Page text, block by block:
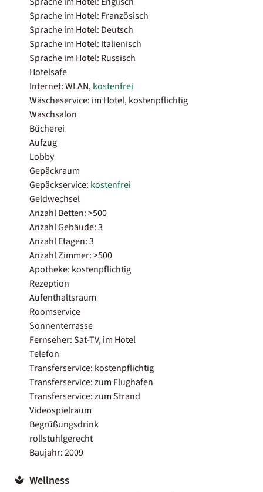
Sprache im Hotel: Französisch
Sprache im Hotel: Deutsch
Sprache im Hotel: Italienisch
Sprache im Hotel: Russisch
Hotelsafe
Internet: WLAN,kostenfrei
Wäscheservice: im Hotel, kostenpflichtig
Waschsalon
Bücherei
Aufzug
Lobby
Gepäckraum
Gepäckservice: kostenfrei
Geldwechsel
Anzahl Betten: >500
Anzahl Gebäude: 3
Anzahl Etagen: 3
Anzahl Zimmer: >500
Apotheke: kostenpflichtig
Rezeption
Aufenthaltsraum
Roomservice
Sonnenterrasse
Fernseher: Sat-TV, im Hotel
Telefon
Transferservice: kostenpflichtig
Transferservice: zum Flughafen
Transferservice: zum Strand
Videospielraum
Begrüßungsdrink
rollstuhlgerecht
Baujahr: 2009
Wellness